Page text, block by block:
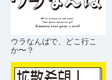
ウラなんばで、どこ行こ
か〜？